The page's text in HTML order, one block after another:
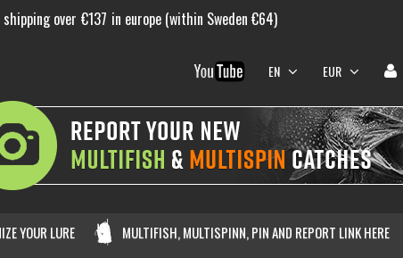
shipping over €137 in europe (within Sweden €64)
EN EUR
YOUR LURE MULTIFISH, MULTISPINN, PIN AND REPORT LINK HERE